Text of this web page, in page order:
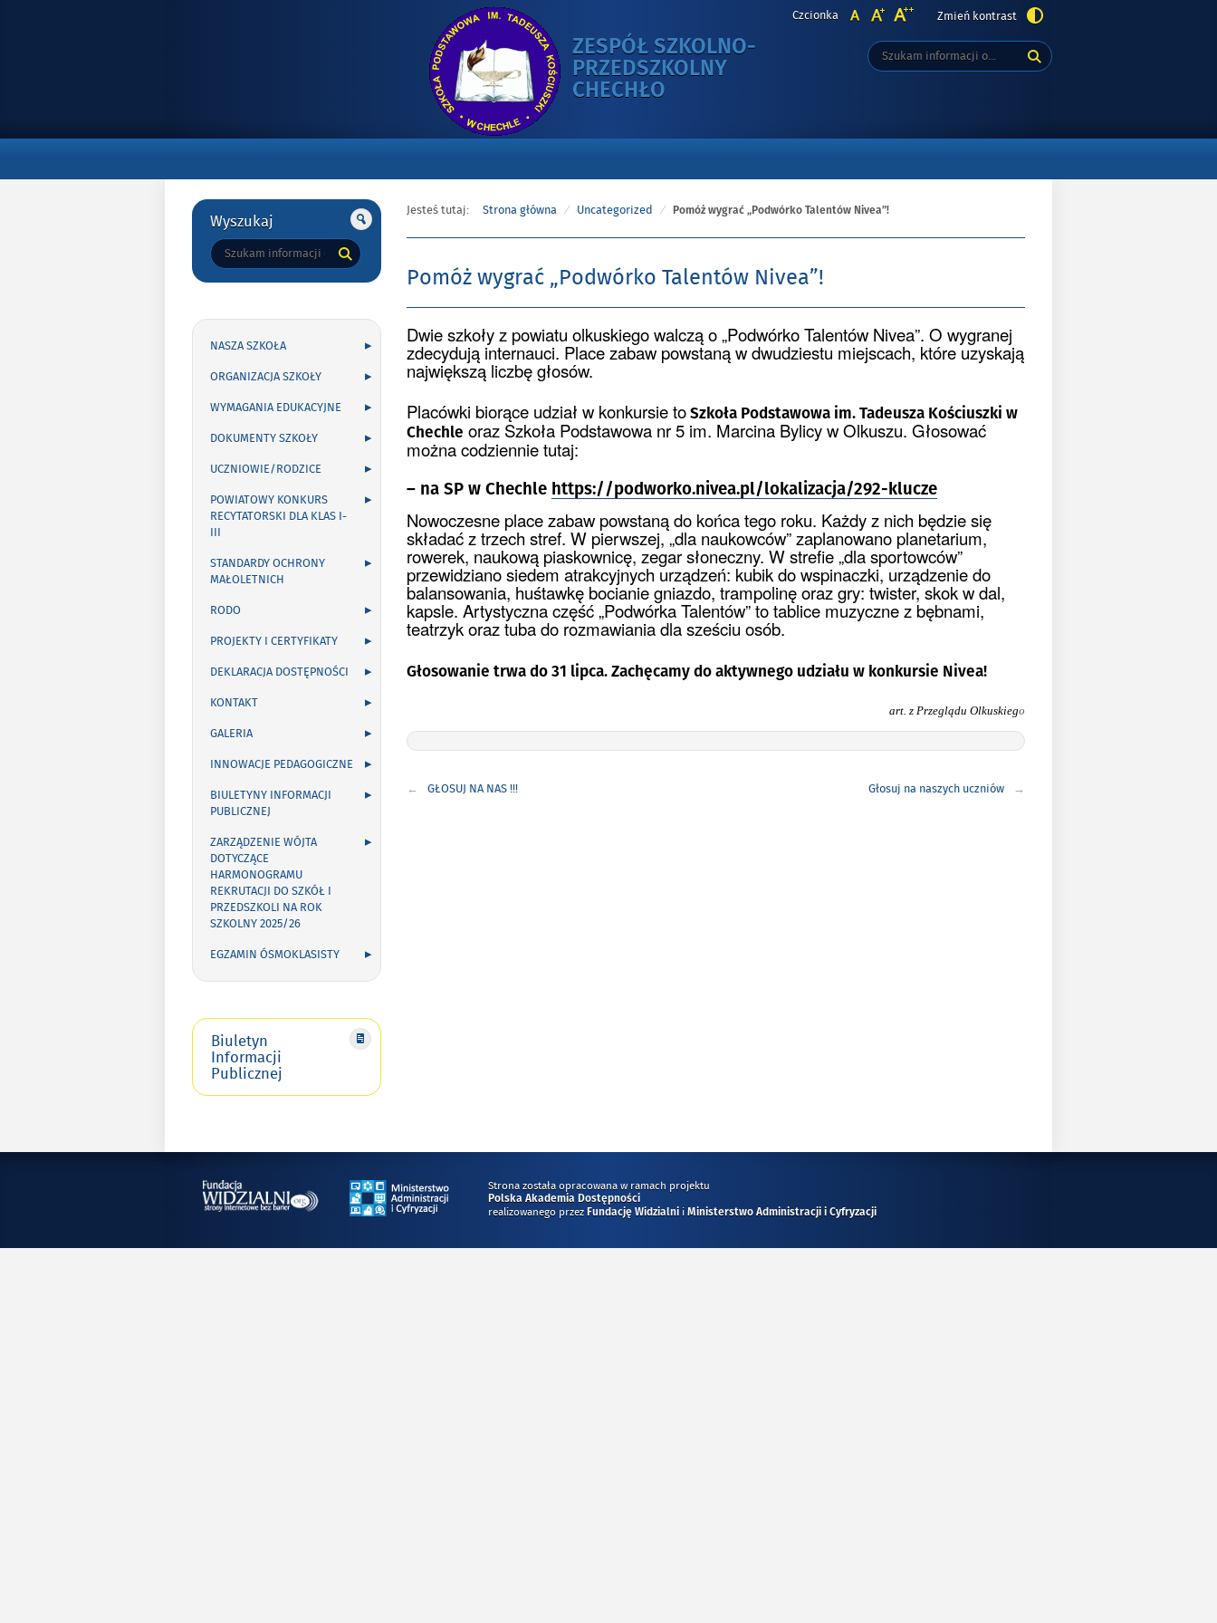
ZESPÓŁ SZKOLNO-
PRZEDSZKOLNY
CHECHŁO
WYGRAĆ
TALENTÓW
Czcionka Zmień kontrast
Wyszukiwarka
Tutaj
wpisz
Gorne
Wyszukaj
Tutaj
wpisz
NASZA SZKOŁA
ORGANIZACJA SZKOŁY
WYMAGANIA EDUKACYJNE
DOKUMENTY SZKOŁY
UCZNIOWIE/RODZICE
POWIATOWY KONKURS
RECYTATORSKI DLA KLAS I-
III
STANDARDY OCHRONY
MAŁOLETNICH
RODO
PROJEKTY I CERTYFIKATY
DEKLARACJA DOSTĘPNOŚCI
KONTAKT
GALERIA
INNOWACJE PEDAGOGICZNE
BIULETYNY INFORMACJI
PUBLICZNEJ
ZARZĄDZENIE WÓJTA
DOTYCZĄCE
HARMONOGRAMU
REKRUTACJI DO SZKÓŁ I
PRZEDSZKOLI NA ROK
SZKOLNY 2025/26
EGZAMIN ÓSMOKLASISTY
Biuletyn
Informacji
Publicznej
Jesteś tutaj: Strona główna Uncategorized Pomóż wygrać „Podwórko Talentów Nivea”!
Pomóż wygrać „Podwórko Talentów Nivea”!
Opublikowano
w
dniu
Dwie szkoły z powiatu olkuskiego walczą o „Podwórko Talentów Nivea”. O wygranej
zdecydują internauci. Place zabaw powstaną w dwudziestu miejscach, które uzyskają
największą liczbę głosów.
Placówki biorące udział w konkursie to Szkoła Podstawowa im. Tadeusza Kościuszki w
Chechle oraz Szkoła Podstawowa nr 5 im. Marcina Bylicy w Olkuszu. Głosować
można codziennie tutaj:
– na SP w Chechle https://podworko.nivea.pl/lokalizacja/292-klucze
Nowoczesne place zabaw powstaną do końca tego roku. Każdy z nich będzie się
składać z trzech stref. W pierwszej, „dla naukowców” zaplanowano planetarium,
rowerek, naukową piaskownicę, zegar słoneczny. W strefie „dla sportowców”
przewidziano siedem atrakcyjnych urządzeń: kubik do wspinaczki, urządzenie do
balansowania, huśtawkę bocianie gniazdo, trampolinę oraz gry: twister, skok w dal,
kapsle. Artystyczna część „Podwórka Talentów” to tablice muzyczne z bębnami,
teatrzyk oraz tuba do rozmawiania dla sześciu osób.
Głosowanie trwa do 31 lipca. Zachęcamy do aktywnego udziału w konkursie Nivea!
art. z Przeglądu Olkuskiego
wpisu
GŁOSUJ NA NAS !!! Głosuj na naszych uczniów
Strona została opracowana w ramach projektu
Polska Akademia Dostępności
realizowanego przez Fundację Widzialni i Ministerstwo Administracji i Cyfryzacji